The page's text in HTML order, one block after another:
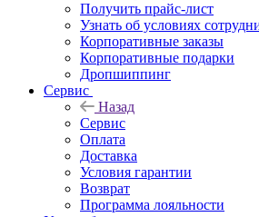
Получить прайс-лист
Узнать об условиях
Корпоративные заказы
Корпоративные подарки
Дропшиппинг
Сервис
Назад
Сервис
Оплата
Доставка
Условия гарантии
Возврат
Программа лояльности